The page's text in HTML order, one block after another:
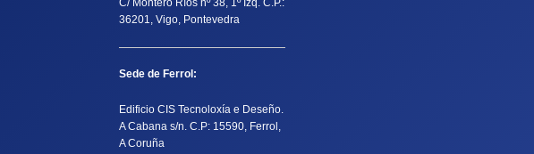
36201, Vigo, Pontevedra
Sede de Ferrol:
Edificio CIS Tecnoloxía e Deseño.
A Cabana s/n. C.P: 15590, Ferrol,
A Coruña